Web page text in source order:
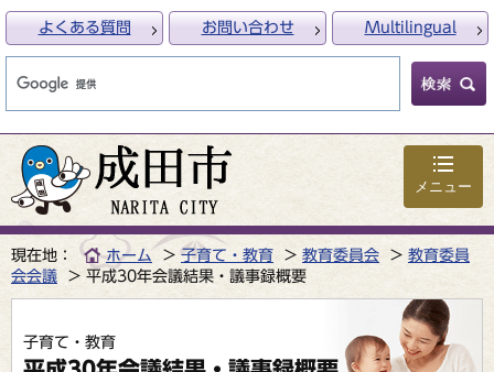
メニュー
よくある質問 お問い合わせ Multilingual
現在地： ホーム 子育て・教育 教育委員会
教育委員
会会議
平成30年会議結果・議事録概要
子育て・教育